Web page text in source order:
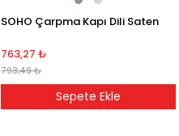
SOHO Çarpma Kapı Dili Saten
763,27 ₺
793,49 ₺
Sepete Ekle